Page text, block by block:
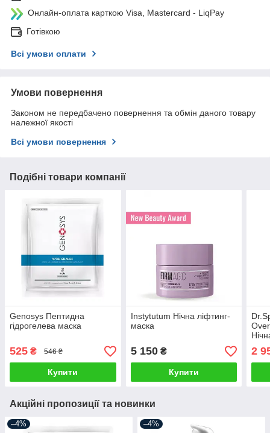
Онлайн-оплата карткою Visa, Mastercard - LiqPay
Готівкою
Всі умови оплати
Умови повернення
Законом не передбачено повернення та обмін даного товару
належної якості
Всі умови повернення
Подібні товари компанії
Genosys Пептидна
гідрогелева маска
525 ₴ 546 ₴
Купити
Instytutum Нічна ліфтинг-
маска
5 150₴
Купити
2
Акційні пропозиції та новинки
–4% –4%